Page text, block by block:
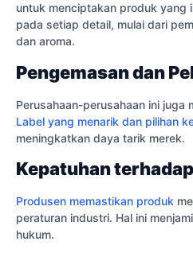
untuk menciptakan produk yang
pada setiap detail, mulai dari
dan aroma.
Pengemasan dan
Perusahaan-perusahaan ini juga
Label yang menarik dan pilihan
meningkatkan daya tarik merek.
Kepatuhan
Produsen memastikan produk
peraturan industri. Hal ini
hukum.